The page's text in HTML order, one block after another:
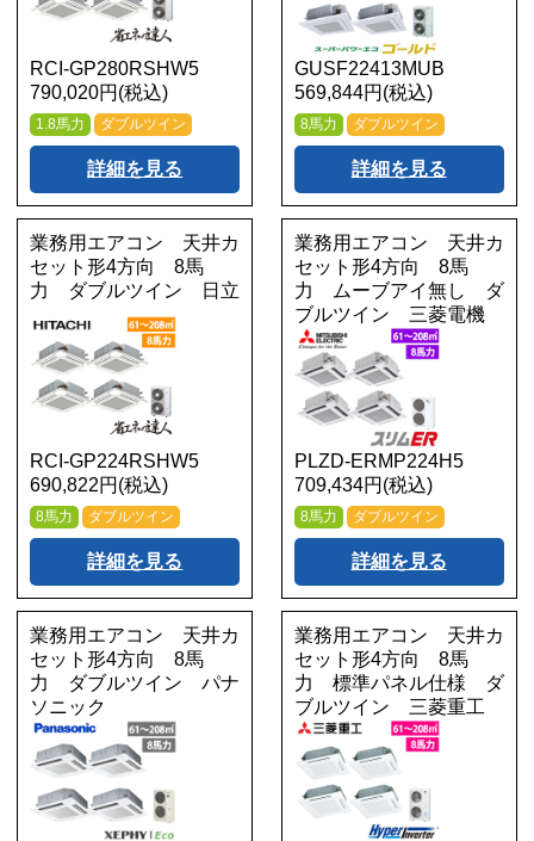
RCI-GP280RSHW5
790,020円(税込)
1.8馬力 ダブルツイン
詳細を見る
GUSF22413MUB
569,844円(税込)
8馬力 ダブルツイン
詳細を見る
業務用エアコン 天井カ
セット形4方向 8馬
力 ダブルツイン 日立
RCI-GP224RSHW5
690,822円(税込)
8馬力 ダブルツイン
詳細を見る
業務用エアコン 天井カ
セット形4方向 8馬
力 ムーブアイ無し ダ
ブルツイン 三菱電機
PLZD-ERMP224H5
709,434円(税込)
8馬力 ダブルツイン
詳細を見る
業務用エアコン 天井カ
セット形4方向 8馬
力 ダブルツイン パナ
ソニック
業務用エアコン 天井カ
セット形4方向 8馬
力 標準パネル仕様 ダ
ブルツイン 三菱重工